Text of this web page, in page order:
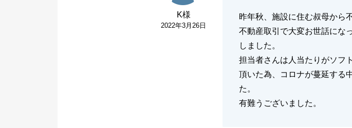
K様
2022年3月26日
昨年秋、施設に住む叔母から
不動産取引で大変お世話にな
しました。
担当者さんは人当たりがソフ
頂いた為、コロナが蔓延する
た。
有難うございました。